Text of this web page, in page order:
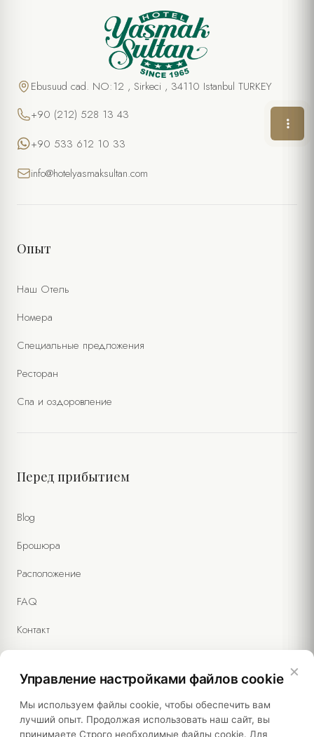
Романтический медовый месяц
ТЕЛЕФОН
ОСОБЫЕ ПОЖЕЛАНИЯ / ПРИМЕЧАНИЯ
Я согласен получать коммерческие сообщения и на обработку
(Необязательно)
Ebusuud cad. NO:12 , Sirkeci , 34110 Istanbul TURKEY
+90 (212) 528 13 43
+90 533 612 10 33
info@hotelyasmaksultan.com
Опыт
Наш Отель
Номера
Специальные предложения
Ресторан
Спа и оздоровление
Перед прибытием
Blog
Брошюра
Расположение
FAQ
Контакт
Правовая информация
×
Управление настройками файлов cookie
Мы используем файлы cookie, чтобы обеспечить вам
лучший опыт. Продолжая использовать наш сайт, вы
принимаете Строго необходимые файлы cookie. Для